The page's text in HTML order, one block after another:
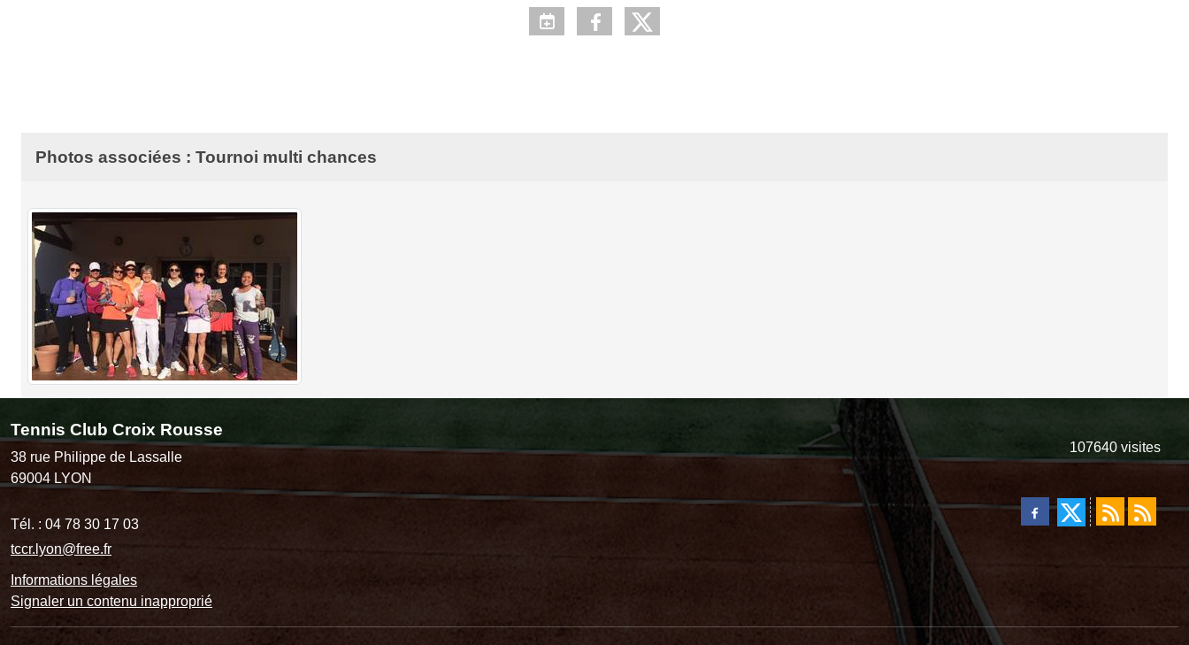
Photos associées : Tournoi multi chances
Tennis Club Croix Rousse
38 rue Philippe de Lassalle
69004 LYON
Tél. : 04 78 30 17 03
tccr.lyon@free.fr
Informations légales
Signaler un contenu inapproprié
107640 visites